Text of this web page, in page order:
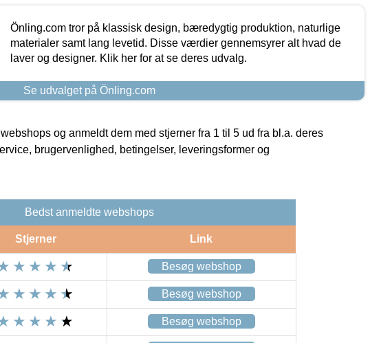
Önling.com tror på klassisk design, bæredygtig produktion, naturlige
materialer samt lang levetid. Disse værdier gennemsyrer alt hvad de
laver og designer. Klik her for at se deres udvalg.
Se udvalget på Önling.com
og anmeldt dem med stjerner fra 1 til 5 ud fra bl.a. deres
brugervenlighed, betingelser, leveringsformer og
Bedst anmeldte webshops
Stjerner Link
Besøg webshop
Besøg webshop
Besøg webshop